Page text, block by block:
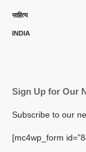
साहित्य
INDIA
Sign Up for Our
Subscribe to our
[mc4wp_form